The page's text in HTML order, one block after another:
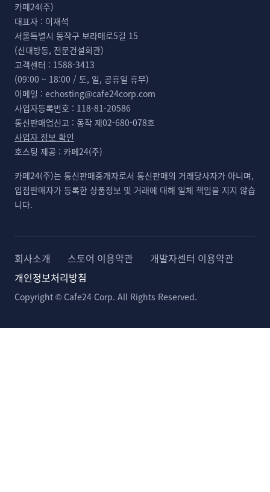
카페24(주)
대표자 : 이재석
서울특별시 동작구 보라매로5길 15
(신대방동, 전문건설회관)
고객센터 : 1588-3413
(09:00 ~ 18:00 / 토, 일, 공휴일 휴무)
이메일 : echosting@cafe24corp.com
사업자등록번호 : 118-81-20586
통신판매업신고 : 동작 제02-680-078호
사업자 정보 확인
호스팅 제공 : 카페24(주)
카페24(주)는 통신판매중개자로서 통신판매의 거래당사자가 아니며,
입점판매자가 등록한 상품정보 및 거래에 대해 일체 책임을 지지 않습
니다.
회사소개 스토어 이용약관
개발자센터 이용약관
개인정보처리방침
Copyright © Cafe24 Corp. All Rights Reserved.